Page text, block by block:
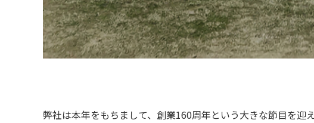
弊社は本年をもちまして、創業160周年という大きな節目を